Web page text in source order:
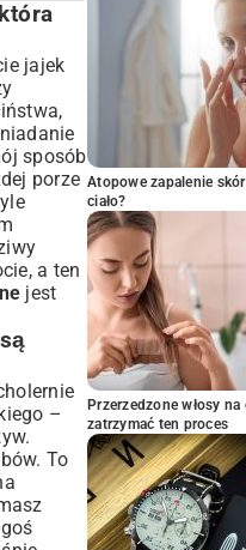
Co
czy
do
jajek
sposób
porze
a ten
jest
–
To
Atopowe zapalenie
ciało?
Przerzedzone włosy
zatrzymać ten proces